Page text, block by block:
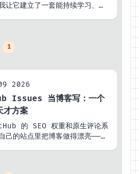
让它建立了一套能持续学习、验
1
2026
Issues 当博客写：一个
才方案
的 SEO 权重和原生评论系
己的站点里把博客做得漂亮——构